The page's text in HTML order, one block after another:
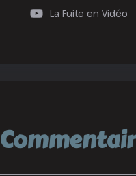
La Fuite en Vidéo